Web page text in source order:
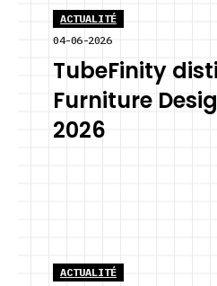
ACTUALITÉ
04-06-2026
TubeFinity
Furniture
2026
ACTUALITÉ